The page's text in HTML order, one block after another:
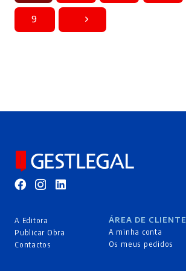
9
A Editora
Publicar Obra
Contactos
ÁREA DE CLIENTE
A minha conta
Os meus pedidos